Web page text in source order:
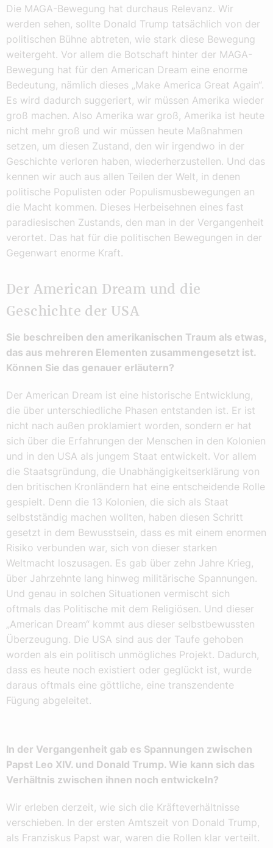
Die MAGA-Bewegung hat durchaus Relevanz. Wir
werden sehen, sollte Donald Trump tatsächlich von der
politischen Bühne abtreten, wie stark diese Bewegung
weitergeht. Vor allem die Botschaft hinter der MAGA-
Bewegung hat für den American Dream eine enorme
Bedeutung, nämlich dieses „Make America Great Again“.
Es wird dadurch suggeriert, wir müssen Amerika wieder
groß machen. Also Amerika war groß, Amerika ist heute
nicht mehr groß und wir müssen heute Maßnahmen
setzen, um diesen Zustand, den wir irgendwo in der
Geschichte verloren haben, wiederherzustellen. Und das
kennen wir auch aus allen Teilen der Welt, in denen
politische Populisten oder Populismusbewegungen an
die Macht kommen. Dieses Herbeisehnen eines fast
paradiesischen Zustands, den man in der Vergangenheit
verortet. Das hat für die politischen Bewegungen in der
Gegenwart enorme Kraft.
Der American Dream und die
Geschichte der USA
Sie beschreiben den amerikanischen Traum als etwas,
das aus mehreren Elementen zusammengesetzt ist.
Können Sie das genauer erläutern?
Der American Dream ist eine historische Entwicklung,
die über unterschiedliche Phasen entstanden ist. Er ist
nicht nach außen proklamiert worden, sondern er hat
sich über die Erfahrungen der Menschen in den Kolonien
und in den USA als jungem Staat entwickelt. Vor allem
die Staatsgründung, die Unabhängigkeitserklärung von
den britischen Kronländern hat eine entscheidende Rolle
gespielt. Denn die 13 Kolonien, die sich als Staat
selbstständig machen wollten, haben diesen Schritt
gesetzt in dem Bewusstsein, dass es mit einem enormen
Risiko verbunden war, sich von dieser starken
Weltmacht loszusagen. Es gab über zehn Jahre Krieg,
über Jahrzehnte lang hinweg militärische Spannungen.
Und genau in solchen Situationen vermischt sich
oftmals das Politische mit dem Religiösen. Und dieser
„American Dream“ kommt aus dieser selbstbewussten
Überzeugung. Die USA sind aus der Taufe gehoben
worden als ein politisch unmögliches Projekt. Dadurch,
dass es heute noch existiert oder geglückt ist, wurde
daraus oftmals eine göttliche, eine transzendente
Fügung abgeleitet.
In der Vergangenheit gab es Spannungen zwischen
Papst Leo XIV. und Donald Trump. Wie kann sich das
Verhältnis zwischen ihnen noch entwickeln?
Wir erleben derzeit, wie sich die Kräfteverhältnisse
verschieben. In der ersten Amtszeit von Donald Trump,
als Franziskus Papst war, waren die Rollen klar verteilt.